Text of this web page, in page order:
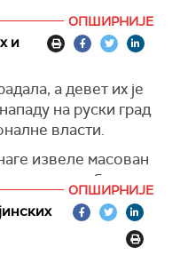
сарадње
како Америка
наставку
пренела
је 95
пре десет
30 милијарди
сада готово у
санкције",
ОПШИРНИЈЕ
и
а девет их је
на руски град
власти.
извеле масован
и аутомобила у
одјекнуло је
ОПШИРНИЈЕ